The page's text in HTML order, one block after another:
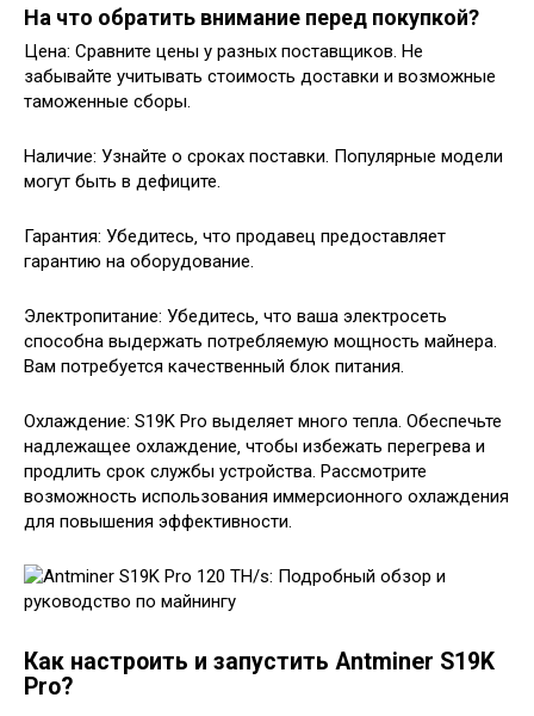
На что обратить внимание перед покупкой?
Цена: Сравните цены у разных поставщиков. Не
забывайте учитывать стоимость доставки и возможные
таможенные сборы.
Наличие: Узнайте о сроках поставки. Популярные модели
могут быть в дефиците.
Гарантия: Убедитесь‚ что продавец предоставляет
гарантию на оборудование.
Электропитание: Убедитесь‚ что ваша электросеть
способна выдержать потребляемую мощность майнера.
Вам потребуется качественный блок питания.
Охлаждение: S19K Pro выделяет много тепла. Обеспечьте
надлежащее охлаждение‚ чтобы избежать перегрева и
продлить срок службы устройства. Рассмотрите
возможность использования иммерсионного охлаждения
для повышения эффективности.
Как настроить и запустить Antminer S19K
Pro?